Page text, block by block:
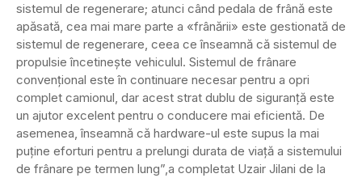
sistemul de regenerare; atunci când pedala de frână este
apăsată, cea mai mare parte a «frânării» este gestionată de
sistemul de regenerare, ceea ce înseamnă că sistemul de
propulsie încetinește vehiculul. Sistemul de frânare
convențional este în continuare necesar pentru a opri
complet camionul, dar acest strat dublu de siguranță este
un ajutor excelent pentru o conducere mai eficientă. De
asemenea, înseamnă că hardware-ul este supus la mai
puține eforturi pentru a prelungi durata de viață a sistemului
de frânare pe termen lung”,a completat Uzair Jilani de la